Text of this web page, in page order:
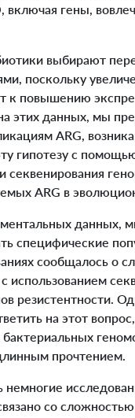
гены,
выбирают
поскольку
к повышению
этих данных, мы
ARG,
гипотезу с
секвенирования
ARG в
данных,
специфические
сообщалось о
использованием
резистентности.
на этот
бактериальных
прочтением.
со